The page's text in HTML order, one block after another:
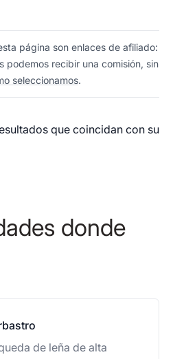
página son enlaces de afiliado:
podemos recibir una comisión, sin
seleccionamos.
que coincidan con su
donde
de leña de alta